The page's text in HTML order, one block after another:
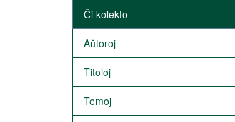
Ĉi kolekto
Aŭtoroj
Titoloj
Temoj